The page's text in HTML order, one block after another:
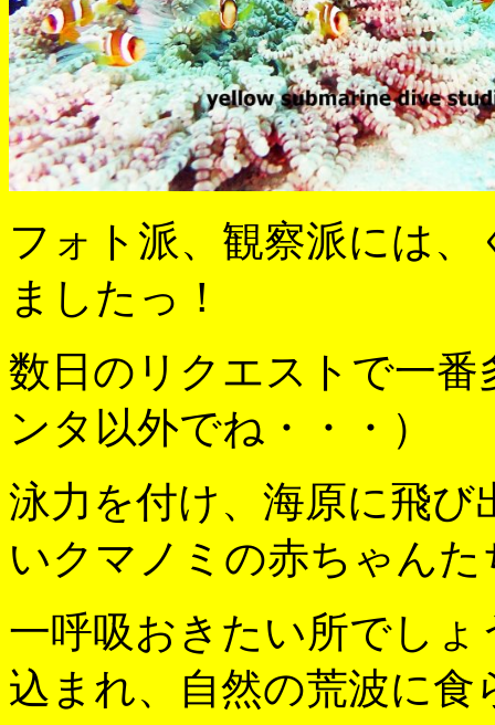
フォト派、観察派には
ましたっ！
数日のリクエストで一
ンタ以外でね・・・）
泳力を付け、海原に飛
いクマノミの赤ちゃんた
一呼吸おきたい所でし
込まれ、自然の荒波に